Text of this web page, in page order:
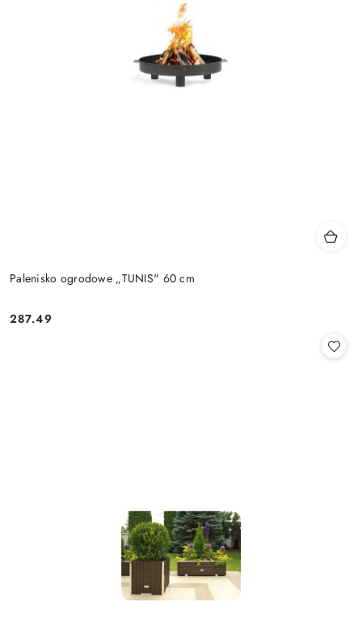
Palenisko ogrodowe „TUNIS" 60 cm
Cena:
287.49